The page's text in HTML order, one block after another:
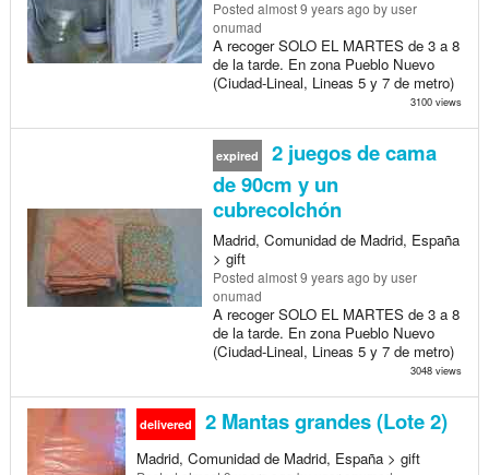
Posted almost 9 years ago by user
onumad
A recoger SOLO EL MARTES de 3 a 8
de la tarde. En zona Pueblo Nuevo
(Ciudad-Lineal, Lineas 5 y 7 de metro)
3100 views
expired
2 juegos de cama
de 90cm y un
cubrecolchón
Madrid, Comunidad de Madrid, España
> gift
Posted almost 9 years ago by user
onumad
A recoger SOLO EL MARTES de 3 a 8
de la tarde. En zona Pueblo Nuevo
(Ciudad-Lineal, Lineas 5 y 7 de metro)
3048 views
delivered 2 Mantas grandes (Lote 2)
Madrid, Comunidad de Madrid, España > gift